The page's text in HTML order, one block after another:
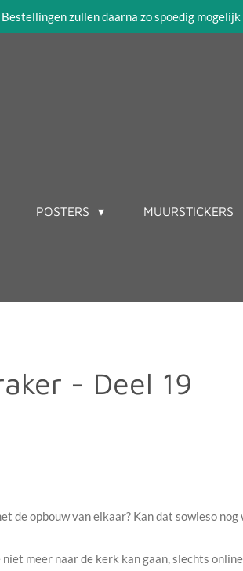
zullen daarna zo spoedig mogelijk
POSTERS MUURSTICKERS
- Deel 19
de opbouw van elkaar? Kan dat sowieso
meer naar de kerk kan gaan, slechts